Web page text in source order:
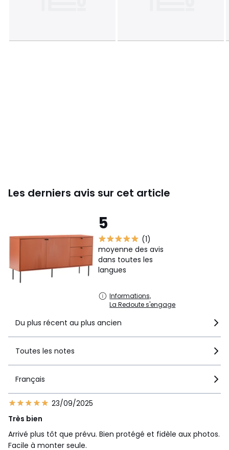
150 cm et Poids 25 kgs
Les derniers avis sur cet article
5
(1)
moyenne des avis
dans toutes les
langues
Informations,
La Redoute s'engage
Du plus récent au plus ancien
Toutes les notes
Français
23/09/2025
Très bien
Arrivé plus tôt que prévu. Bien protégé et fidèle aux photos.
Facile à monter seule.